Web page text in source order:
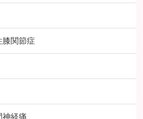
膝関節症
神経痛